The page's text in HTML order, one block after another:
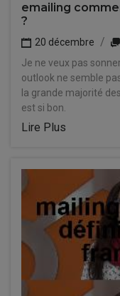
emailing
?
20 décembre
Je ne veux pas
outlook ne semble
la grande majorité
est si bon.
Lire Plus